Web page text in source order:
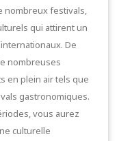
nombreux festivals,
qui attirent un
De
nombreuses
en plein air tels que
gastronomiques.
vous aurez
culturelle